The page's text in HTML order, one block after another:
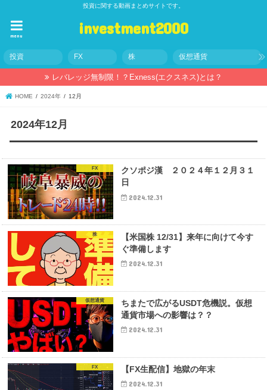
投資に関する動画まとめサイトです。
investment2000
menu
投資 FX 株 仮想通貨
レバレッジ無制限！？Exness(エクスネス)とは？
HOME 2024年 12月
2024年12月
FX
クソポジ漢 ２０２４年１２月３１
日
2024.12.31
株
【米国株 12/31】来年に向けて今す
ぐ準備します
2024.12.31
仮想通貨
ちまたで広がるUSDT危機説。仮想
通貨市場への影響は？？
2024.12.31
FX 【FX生配信】地獄の年末
2024.12.31